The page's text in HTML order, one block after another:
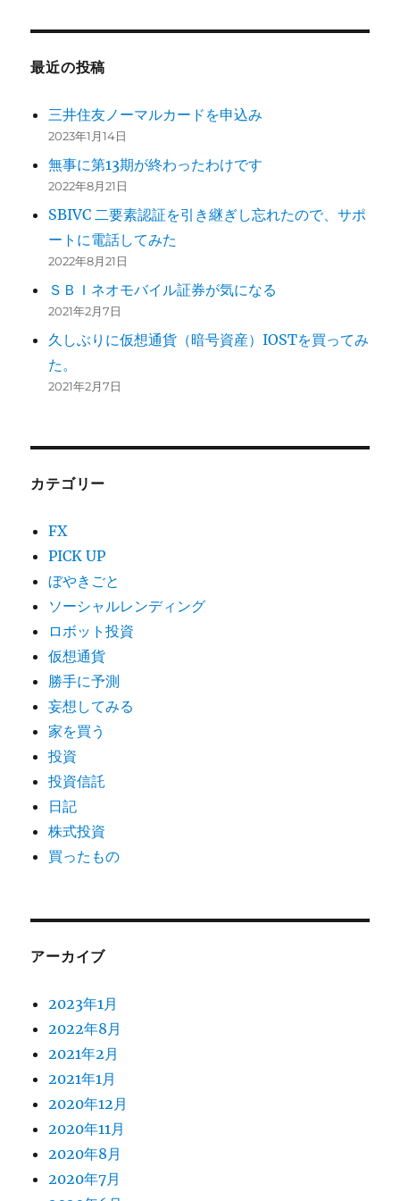
最近の投稿
三井住友ノーマルカードを申込み
2023年1月14日
無事に第13期が終わったわけです
2022年8月21日
SBIVC 二要素認証を引き継ぎし忘れたので、サポ
ートに電話してみた
2022年8月21日
ＳＢＩネオモバイル証券が気になる
2021年2月7日
久しぶりに仮想通貨（暗号資産）IOSTを買ってみ
た。
2021年2月7日
カテゴリー
FX
PICK UP
ぼやきごと
ソーシャルレンディング
ロボット投資
仮想通貨
勝手に予測
妄想してみる
家を買う
投資
投資信託
日記
株式投資
買ったもの
アーカイブ
2023年1月
2022年8月
2021年2月
2021年1月
2020年12月
2020年11月
2020年8月
2020年7月